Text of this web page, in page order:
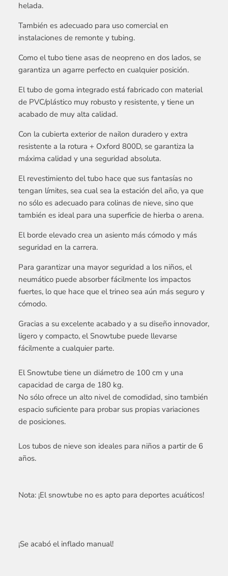
helada.
También es adecuado para uso comercial en
instalaciones de remonte y tubing.
Como el tubo tiene asas de neopreno en dos lados, se
garantiza un agarre perfecto en cualquier posición.
El tubo de goma integrado está fabricado con material
de PVC/plástico muy robusto y resistente, y tiene un
acabado de muy alta calidad.
Con la cubierta exterior de nailon duradero y extra
resistente a la rotura + Oxford 800D, se garantiza la
máxima calidad y una seguridad absoluta.
El revestimiento del tubo hace que sus fantasías no
tengan límites, sea cual sea la estación del año, ya que
no sólo es adecuado para colinas de nieve, sino que
también es ideal para una superficie de hierba o arena.
El borde elevado crea un asiento más cómodo y más
seguridad en la carrera.
Para garantizar una mayor seguridad a los niños, el
neumático puede absorber fácilmente los impactos
fuertes, lo que hace que el trineo sea aún más seguro y
cómodo.
Gracias a su excelente acabado y a su diseño innovador,
ligero y compacto, el Snowtube puede llevarse
fácilmente a cualquier parte.
El Snowtube tiene un diámetro de 100 cm y una
capacidad de carga de 180 kg.
No sólo ofrece un alto nivel de comodidad, sino también
espacio suficiente para probar sus propias variaciones
de posiciones.
Los tubos de nieve son ideales para niños a partir de 6
años.
Nota: ¡El snowtube no es apto para deportes acuáticos!
¡Se acabó el inflado manual!